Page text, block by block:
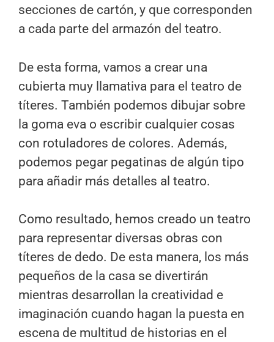
secciones de cartón, y que corresponden
a cada parte del armazón del teatro.
De esta forma, vamos a crear una
cubierta muy llamativa para el teatro de
títeres. También podemos dibujar sobre
la goma eva o escribir cualquier cosas
con rotuladores de colores. Además,
podemos pegar pegatinas de algún tipo
para añadir más detalles al teatro.
Como resultado, hemos creado un teatro
para representar diversas obras con
títeres de dedo. De esta manera, los más
pequeños de la casa se divertirán
mientras desarrollan la creatividad e
imaginación cuando hagan la puesta en
escena de multitud de historias en el